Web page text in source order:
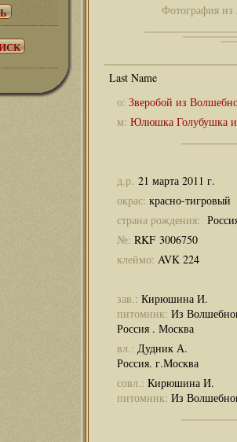
Фотография из
о: Зверобой из
м: Юлюшка Голубушка
д.р. 21 марта 2011 г.
окрас: красно-тигровый
страна рождения:
№: RKF 3006750
клеймо: AVK 224
зав.: Кирюшина И.
питомник: Из
Россия . Москва
вл.: Дудник А.
Россия. г.Москва
совл.: Кирюшина И.
питомник: Из